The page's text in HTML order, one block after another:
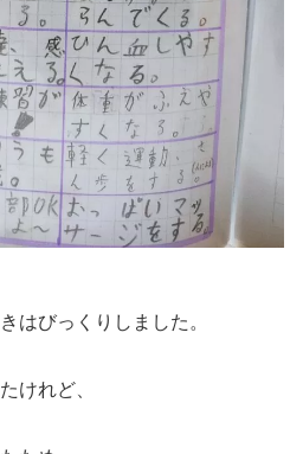
はびっくりしました。
けれど、